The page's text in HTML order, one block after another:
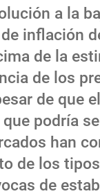
a la
de inflación
de la
de los
de que
podría
han
de los
de